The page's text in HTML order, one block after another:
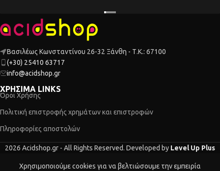
Βασιλέως Κωνσταντίνου 26-32 Ξάνθη - Τ.Κ.: 67100
(+30) 25410 63717
info@acidshop.gr
ΧΡΗΣΙΜΑ LINKS
Όροι Χρήσης
Πολιτική επιστροφής χρημάτων και επιστροφών
Πληροφορίες αποστολών
2026 Acidshop.gr - All Rights Reserved. Developed by Level Up Plus
Χρησιμοποιούμε cookies για να βελτιώσουμε την εμπειρία